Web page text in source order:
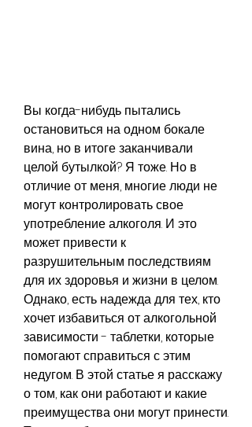
Вы когда-нибудь пытались
остановиться на одном бокале
вина, но в итоге заканчивали
целой бутылкой? Я тоже. Но в
отличие от меня, многие люди не
могут контролировать свое
употребление алкоголя. И это
может привести к
разрушительным последствиям
для их здоровья и жизни в целом.
Однако, есть надежда для тех, кто
хочет избавиться от алкогольной
зависимости - таблетки, которые
помогают справиться с этим
недугом. В этой статье я расскажу
о том, как они работают и какие
преимущества они могут принести.